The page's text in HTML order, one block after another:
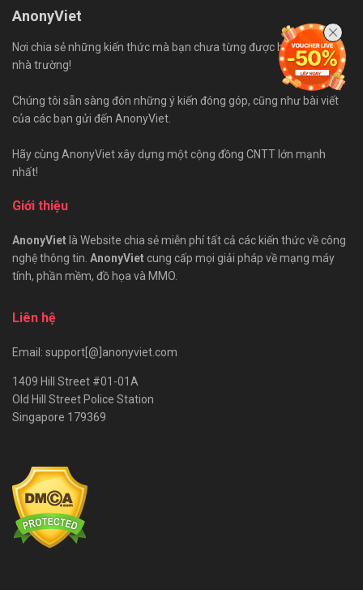
AnonyViet
Nơi chia sẻ những kiến thức mà bạn chưa từng được học trên ghế
nhà trường!
Chúng tôi sẵn sàng đón những ý kiến đóng góp, cũng như bài viết
của các bạn gửi đến AnonyViet.
Hãy cùng AnonyViet xây dựng một cộng đồng CNTT lớn mạnh
nhất!
Giới thiệu
AnonyVietlà Website chia sẻ miễn phí tất cả các kiến thức về công
nghệ thông tin. AnonyViet cung cấp mọi giải pháp về mạng máy
tính, phần mềm, đồ họa và MMO.
Liên hệ
Email: support[@]anonyviet.com
1409 Hill Street #01-01A
Old Hill Street Police Station
Singapore 179369